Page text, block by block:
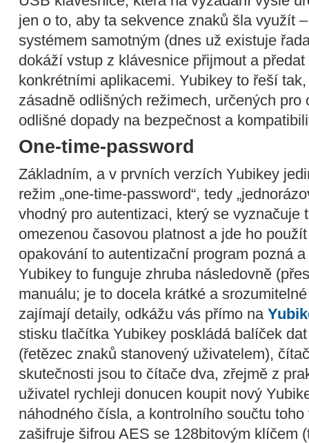
jen o to, aby ta sekvence znaků šla využít
systémem samotným (dnes už existuje
dokáží vstup z klávesnice přijmout a
konkrétními aplikacemi. Yubikey to řeší
zásadně odlišných režimech, určených
odlišné dopady na bezpečnost a
One-time-password
Základním, a v prvních verzích Yubikey
režim „one-time-password“, tedy
vhodný pro autentizaci, který se vyznačuje
omezenou časovou platnost a jde ho
opakování to autentizační program pozná
Yubikey to funguje zhruba následovně
manuálu; je to docela krátké a
zajímají detaily, odkážu vás přímo na
stisku tlačítka Yubikey poskládá balíček
(řetězec znaků stanovený uživatelem),
skutečnosti jsou to čítače dva, zřejmě z
uživatel rychleji donucen koupit nový
náhodného čísla, a kontrolního součtu
zašifruje šifrou AES se 128bitovým klíčem